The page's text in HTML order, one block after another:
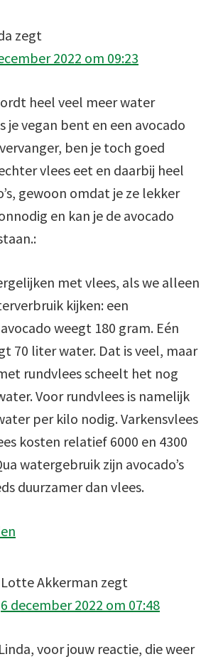
zegt
2022 om 09:23
heel veel meer water
je vegan bent en een avocado
ben je toch goed
vlees eet en daarbij heel
gewoon omdat je ze lekker
en kan je de avocado
met vlees, als we alleen
kijken: een
weegt 180 gram. Eén
70 liter water. Dat is veel, maar
rundvlees scheelt het nog
Voor rundvlees is namelijk
per kilo nodig. Varkensvlees
kosten relatief 6000 en 4300
watergebruik zijn avocado’s
duurzamer dan vlees.
Lotte Akkerman zegt
6 december 2022 om 07:48
voor jouw reactie, die weer